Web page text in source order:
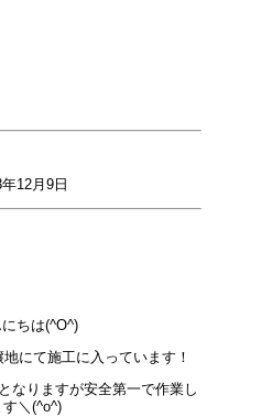
12月9日
ちは(^O^)
にて施工に入っています！
なりますが安全第一で作業し
す＼(^o^)